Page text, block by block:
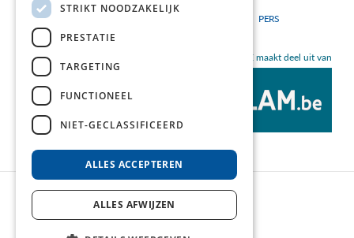
PERS
NICE maakt deel uit van
STRIKT NOODZAKELIJK
PRESTATIE
TARGETING
FUNCTIONEEL
NIET-GECLASSIFICEERD
ALLES ACCEPTEREN
ALLES AFWIJZEN